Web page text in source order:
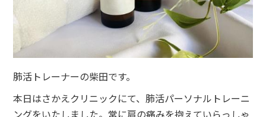
肺活トレーナーの柴田です。
本日はさかえクリニックにて、肺活パーソナルトレーニ